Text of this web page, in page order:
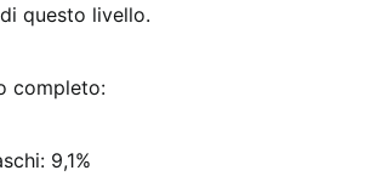
questo livello.
completo:
9,1%